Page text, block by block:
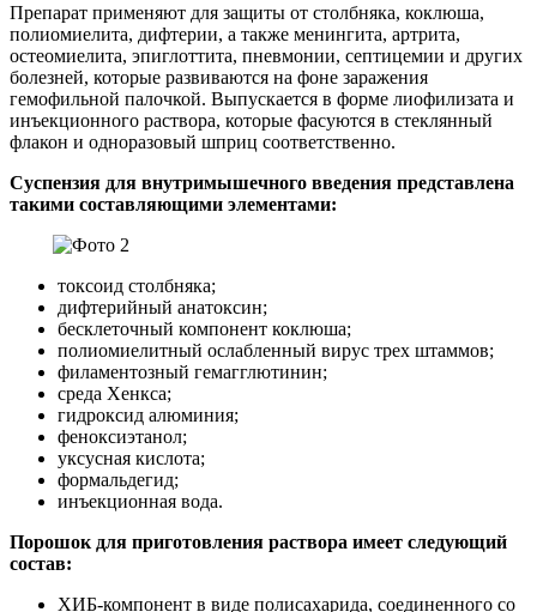
Препарат применяют для защиты от столбняка, коклюша,
полиомиелита, дифтерии, а также менингита, артрита,
остеомиелита, эпиглоттита, пневмонии, септицемии и других
болезней, которые развиваются на фоне заражения
гемофильной палочкой. Выпускается в форме лиофилизата и
инъекционного раствора, которые фасуются в стеклянный
флакон и одноразовый шприц соответственно.
Суспензия для внутримышечного введения представлена
такими составляющими элементами:
токсоид столбняка;
дифтерийный анатоксин;
бесклеточный компонент коклюша;
полиомиелитный ослабленный вирус трех штаммов;
филаментозный гемагглютинин;
среда Хенкса;
гидроксид алюминия;
феноксиэтанол;
уксусная кислота;
формальдегид;
инъекционная вода.
Порошок для приготовления раствора имеет следующий
состав:
ХИБ-компонент в виде полисахарида, соединенного со